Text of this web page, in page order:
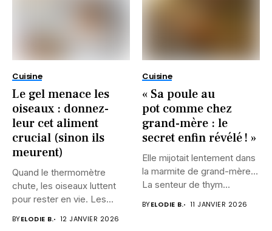
Cuisine
Le gel menace les
oiseaux : donnez-
leur cet aliment
crucial (sinon ils
meurent)
Quand le thermomètre
chute, les oiseaux luttent
pour rester en vie. Les...
BYELODIE B. 12 JANVIER 2026
Cuisine
« Sa poule au
pot comme chez
grand-mère : le
secret enfin révélé ! »
Elle mijotait lentement dans
la marmite de grand-mère…
La senteur de thym...
BYELODIE B. 11 JANVIER 2026